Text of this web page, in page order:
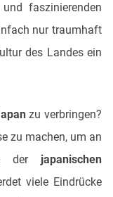
faszinierenden
nur traumhaft
des Landes ein
zu verbringen?
zu machen, um an
der japanischen
viele Eindrücke